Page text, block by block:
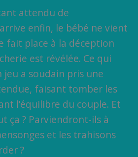
attendu de
enfin, le bébé ne vient
fait place à la déception
est révélée. Ce qui
jeu a soudain pris une
faisant tomber les
l’équilibre du couple. Et
ça ? Parviendront-ils à
et les trahisons
?